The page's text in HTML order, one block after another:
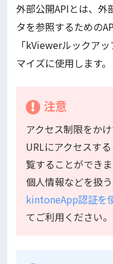
外部公開APIとは、
タを参照するための
「kViewerルックア
マイズに使用します。
注意
アクセス制限をか
URLにアクセスす
覧することができま
個人情報などを扱
kintoneApp認証を
てご利用ください。